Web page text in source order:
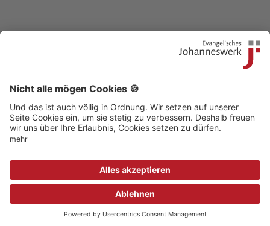
Beschwerdestelle Impressum Sitemap